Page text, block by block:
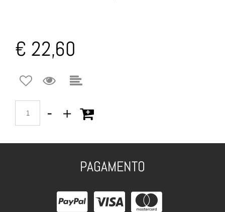
€ 22,60
PAGAMENTO